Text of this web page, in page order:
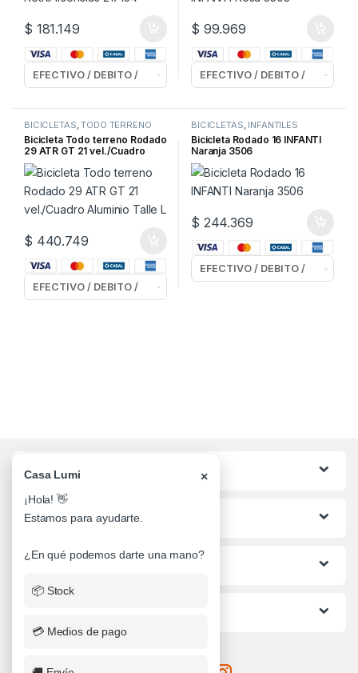
$ 181.149 $ 99.969
BICICLETAS,TODO TERRENO
Bicicleta Todo terreno Rodado
29 ATR GT 21 vel./Cuadro
Aluminio Talle L
$ 440.749
BICICLETAS, INFANTILES
Bicicleta Rodado 16 INFANTI
Naranja 3506
$ 244.369
Categorias
Lo mas buscado
Informacion al Cliente
Casa Lumi ×
¡Hola! 👋
Estamos para ayudarte.
¿En qué podemos darte una mano?
📦 Stock
💳 Medios de pago